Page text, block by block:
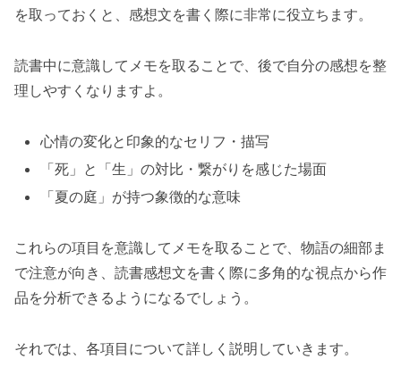
を取っておくと、感想文を書く際に非常に役立ちます。
読書中に意識してメモを取ることで、後で自分の感想を整
理しやすくなりますよ。
心情の変化と印象的なセリフ・描写
「死」と「生」の対比・繋がりを感じた場面
「夏の庭」が持つ象徴的な意味
これらの項目を意識してメモを取ることで、物語の細部ま
で注意が向き、読書感想文を書く際に多角的な視点から作
品を分析できるようになるでしょう。
それでは、各項目について詳しく説明していきます。